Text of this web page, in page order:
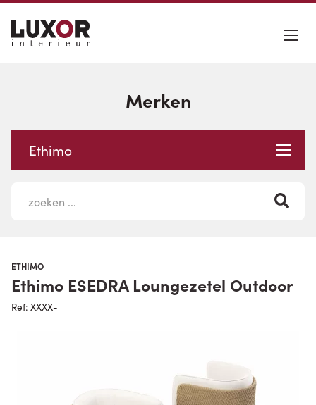
Merken
Ethimo
ETHIMO
Ethimo ESEDRA Loungezetel Outdoor
Ref: XXXX-